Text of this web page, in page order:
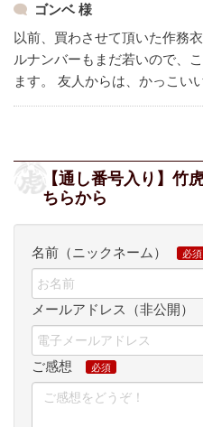
ゴンベ 様
以前、買わさせて頂いた作務
ルナンバーもまだ若いので、
ます。
友人からは、かっこい
【通し番号入り】竹
ちらから
名前（ニックネーム）
メールアドレス（非公開）
ご感想